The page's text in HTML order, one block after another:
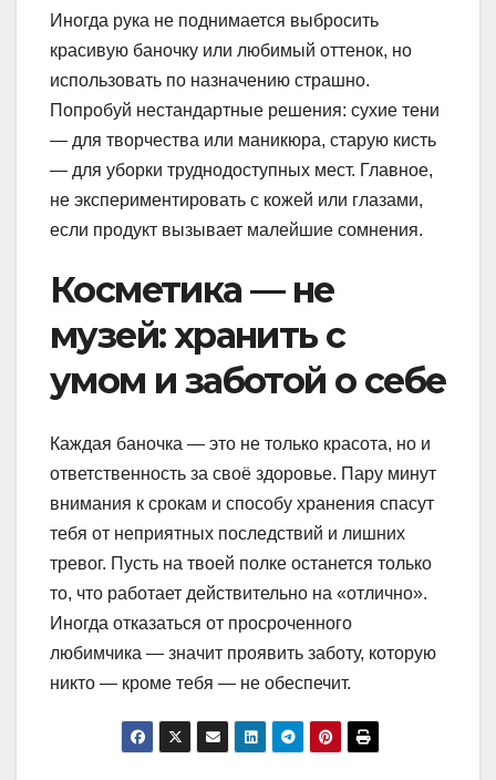
Иногда рука не поднимается выбросить
красивую баночку или любимый оттенок, но
использовать по назначению страшно.
Попробуй нестандартные решения: сухие тени
— для творчества или маникюра, старую кисть
— для уборки труднодоступных мест. Главное,
не экспериментировать с кожей или глазами,
если продукт вызывает малейшие сомнения.
Косметика — не
музей: хранить с
умом и заботой о себе
Каждая баночка — это не только красота, но и
ответственность за своё здоровье. Пару минут
внимания к срокам и способу хранения спасут
тебя от неприятных последствий и лишних
тревог. Пусть на твоей полке останется только
то, что работает действительно на «отлично».
Иногда отказаться от просроченного
любимчика — значит проявить заботу, которую
никто — кроме тебя — не обеспечит.